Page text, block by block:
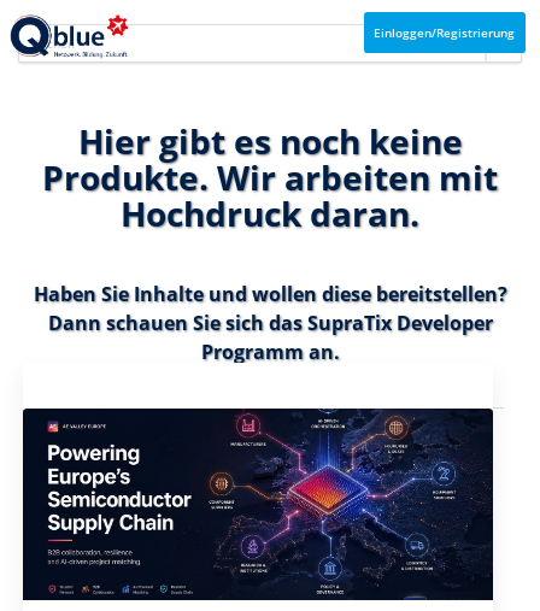
Einloggen/Registrierung
Hier gibt es noch keine
Produkte. Wir arbeiten mit
Hochdruck daran.
Haben Sie Inhalte und wollen diese bereitstellen?
Dann schauen Sie sich dasSupraTix Developer
Programman.